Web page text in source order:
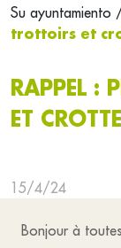
Su ayuntamiento
trottoirs et
RAPPEL :
ET
15/4/24
Bonjour à